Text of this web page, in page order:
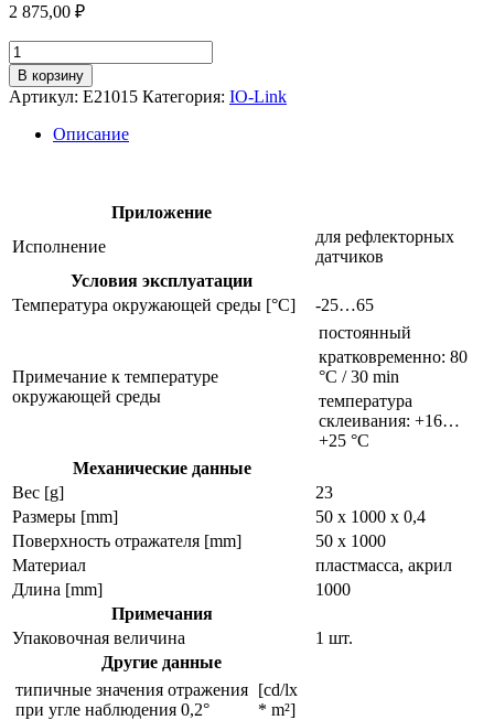
2 875,00 ₽
Количество
товара
Отражающая
пленка
e21015
В корзину
Артикул: E21015 Категория: IO-Link
Описание
Приложение
Исполнение
для рефлекторных
датчиков
Условия эксплуатации
Температура окружающей среды [°C]
-25…65
Примечание к температуре
окружающей среды
постоянный
кратковременно: 80
°C / 30 min
температура
склеивания: +16…
+25 °C
Механические данные
Вес [g]
23
Размеры [mm]
50 x 1000 x 0,4
Поверхность отражателя [mm]
50 x 1000
Материал
пластмасса, акрил
Длина [mm]
1000
Примечания
Упаковочная величина
1 шт.
Другие данные
типичные значения отражения
при угле наблюдения 0,2°
[cd/lx
* m²]